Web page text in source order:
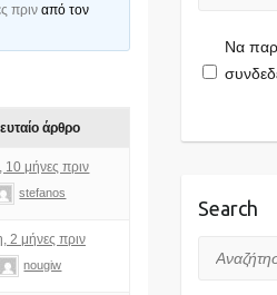
πριν από τον
άρθρο
10 μήνες πριν
stefanos
2 μήνες πριν
nougiw
Να
Search